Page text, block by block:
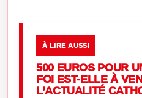
À LIRE AUSSI
500 EUROS POUR
FOI EST-ELLE À
L’ACTUALITÉ